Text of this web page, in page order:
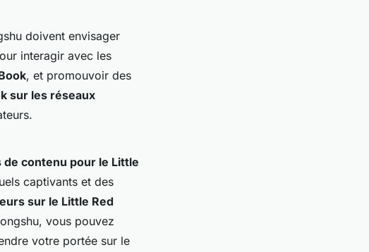
doivent envisager
interagir avec les
, et promouvoir des
sur les réseaux
contenu pour le Little
captivants et des
sur le Little Red
vous pouvez
votre portée sur le